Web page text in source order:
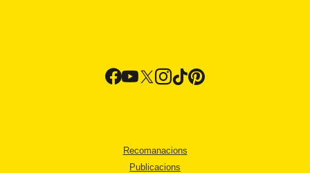
Recomanacions
Publicacions